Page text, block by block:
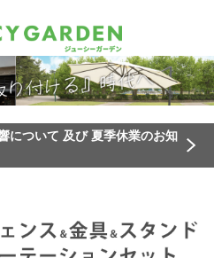
について 及び 夏季休業のお知